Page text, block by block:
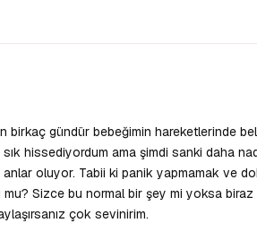
birkaç gündür bebeğimin hareketlerinde
hissediyordum ama şimdi sanki daha
oluyor. Tabii ki panik yapmamak ve
Sizce bu normal bir şey mi yoksa biraz
çok sevinirim.